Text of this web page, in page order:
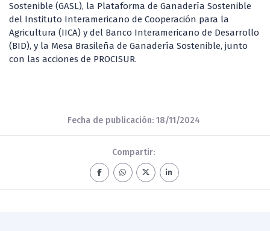
Sostenible (GASL), la Plataforma de Ganadería Sostenible
del Instituto Interamericano de Cooperación para la
Agricultura (IICA) y del Banco Interamericano de Desarrollo
(BID), y la Mesa Brasileña de Ganadería Sostenible, junto
con las acciones de PROCISUR.
Fecha de publicación: 18/11/2024
Compartir: